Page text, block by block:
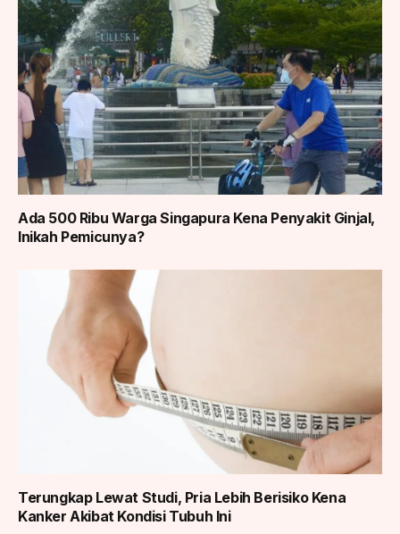
Ada 500 Ribu Warga Singapura Kena Penyakit Ginjal,
Inikah Pemicunya?
Terungkap Lewat Studi, Pria Lebih Berisiko Kena
Kanker Akibat Kondisi Tubuh Ini